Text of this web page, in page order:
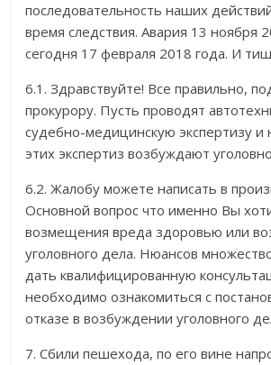
последовательность наших
время следствия. Авария 13 ноября
сегодня 17 февраля 2018 года. И
6.1. Здравствуйте! Все правильно,
прокурору. Пусть проводят
судебно-медицинскую экспертизу и
этих экспертиз возбуждают
6.2. Жалобу можете написать в
Основной вопрос что именно Вы
возмещения вреда здоровью или
уголовного дела. Нюансов
дать квалифицированную
необходимо ознакомиться с
отказе в возбуждении уголовного
7. Сбили пешехода, по его вине